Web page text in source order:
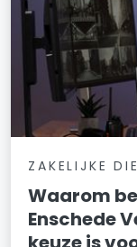
ZAKELIJKE
Waarom
Enschede